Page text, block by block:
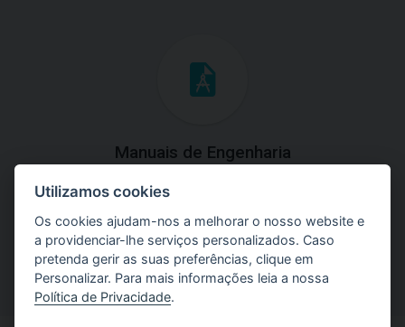
Manuais de Engenharia
Baixe os manuais com explicações práticas e teóricas do
uso do software.
Utilizamos cookies
Os cookies ajudam-nos a melhorar o nosso website e
a providenciar-lhe serviços personalizados. Caso
pretenda gerir as suas preferências, clique em
Personalizar. Para mais informações leia a nossa
Política de Privacidade.